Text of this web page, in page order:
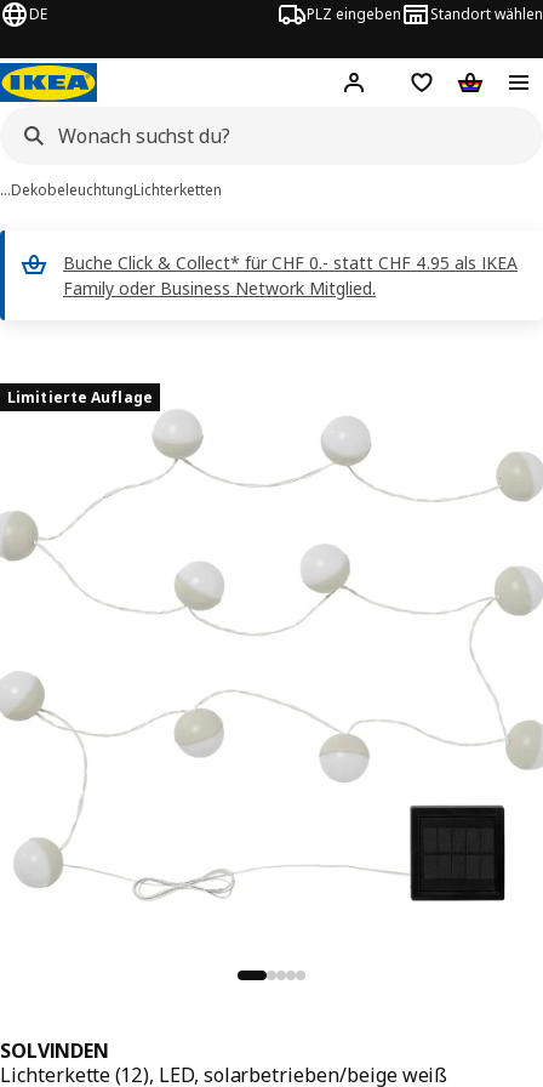
DE PLZ eingeben Standort wählen
Hej! Logge dich ein
Einkaufsliste
…DekobeleuchtungLichterketten
Buche Click & Collect* für CHF 0.- statt CHF 4.95 als IKEA
Family oder Business Network Mitglied.
Limitierte Auflage
SOLVINDEN
Lichterkette (12), LED, solarbetrieben/beige weiß